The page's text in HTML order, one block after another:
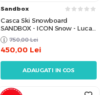
Sandbox
Casca Ski Snowboard
SANDBOX - ICON Snow - Lucas
Beaufort Colour / M
750,00 Lei
450,00 Lei
ADAUGATI IN COS